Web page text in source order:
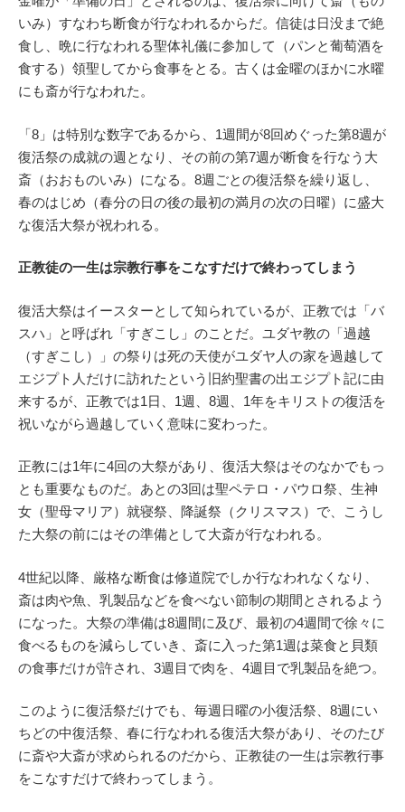
いみ）すなわち断食が行なわれるからだ。信徒は日没まで絶
食し、晩に行なわれる聖体礼儀に参加して（パンと葡萄酒を
食する）領聖してから食事をとる。古くは金曜のほかに水曜
にも斎が行なわれた。
「8」は特別な数字であるから、1週間が8回めぐった第8週が
復活祭の成就の週となり、その前の第7週が断食を行なう大
斎（おおものいみ）になる。8週ごとの復活祭を繰り返し、
春のはじめ（春分の日の後の最初の満月の次の日曜）に盛大
な復活大祭が祝われる。
正教徒の一生は宗教行事をこなすだけで終わってしまう
復活大祭はイースターとして知られているが、正教では「バ
スハ」と呼ばれ「すぎこし」のことだ。ユダヤ教の「過越
（すぎこし）」の祭りは死の天使がユダヤ人の家を過越して
エジプト人だけに訪れたという旧約聖書の出エジプト記に由
来するが、正教では1日、1週、8週、1年をキリストの復活を
祝いながら過越していく意味に変わった。
正教には1年に4回の大祭があり、復活大祭はそのなかでもっ
とも重要なものだ。あとの3回は聖ペテロ・パウロ祭、生神
女（聖母マリア）就寝祭、降誕祭（クリスマス）で、こうし
た大祭の前にはその準備として大斎が行なわれる。
4世紀以降、厳格な断食は修道院でしか行なわれなくなり、
斎は肉や魚、乳製品などを食べない節制の期間とされるよう
になった。大祭の準備は8週間に及び、最初の4週間で徐々に
食べるものを減らしていき、斎に入った第1週は菜食と貝類
の食事だけが許され、3週目で肉を、4週目で乳製品を絶つ。
このように復活祭だけでも、毎週日曜の小復活祭、8週にい
ちどの中復活祭、春に行なわれる復活大祭があり、そのたび
に斎や大斎が求められるのだから、正教徒の一生は宗教行事
をこなすだけで終わってしまう。